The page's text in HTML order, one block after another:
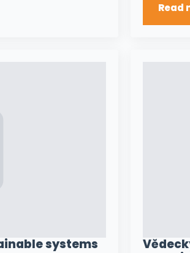
Read
systems